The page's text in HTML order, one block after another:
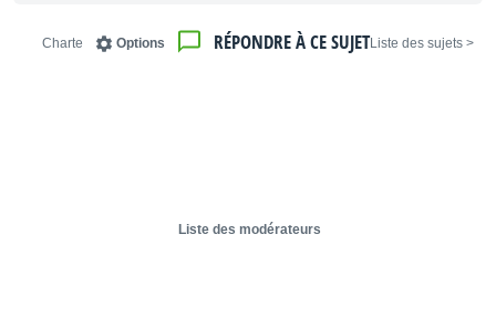
< Liste des sujets
RÉPONDRE À CE SUJET
Options
Charte
Liste des modérateurs